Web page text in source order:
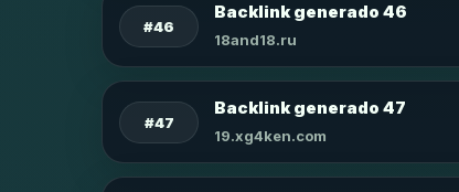
#46
Backlink generado 46
18and18.ru
#47
Backlink generado 47
19.xg4ken.com